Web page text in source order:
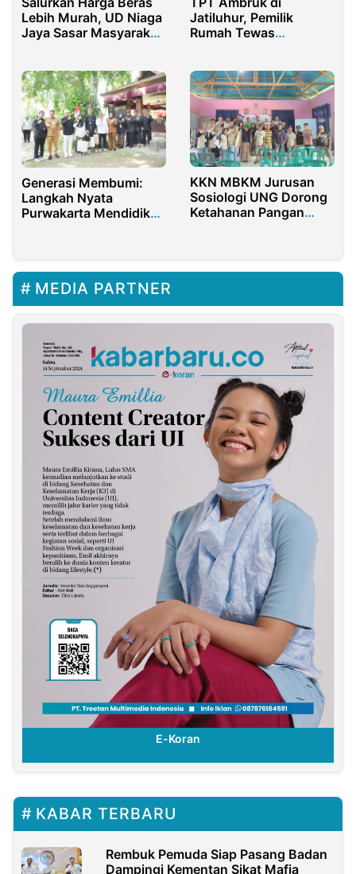
Lebih Murah, UD Niaga
Jaya Sasar Masyarakat
Jatiluhur, Pemilik
Rumah Tewas
Generasi Membumi:
Langkah Nyata
Purwakarta Mendidik
KKN MBKM Jurusan
Sosiologi UNG Dorong
Ketahanan Pangan
Penguatan BUMDes
MEDIA PARTNER
E-Koran
KABAR TERBARU
Rembuk Pemuda Siap Pasang Badan
Dampingi Kementan Sikat Mafia